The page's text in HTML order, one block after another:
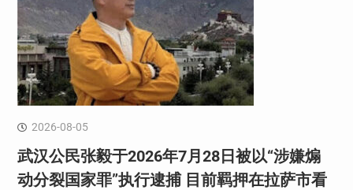
2026-08-05
武汉公民张毅于2026年7月28日被以“涉嫌煽
动分裂国家罪”执行逮捕 目前羁押在拉萨市看